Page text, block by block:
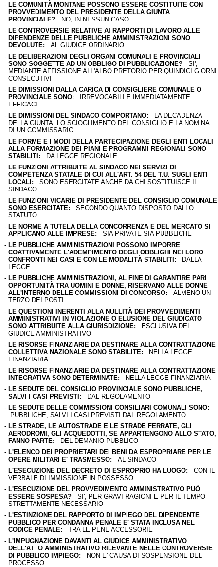
- LE COMUNITÀ MONTANE POSSONO ESSERE COSTITUITE CON
PROVVEDIMENTO DEL PRESIDENTE DELLA GIUNTA
PROVINCIALE?NO, IN NESSUN CASO
- LE CONTROVERSIE RELATIVE AI RAPPORTI DI LAVORO ALLE
DIPENDENZE DELLE PUBBLICHE AMMINISTRAZIONI SONO
DEVOLUTE: AL GIUDICE ORDINARIO
- LE DELIBERAZIONI DEGLI ORGANI COMUNALI E PROVINCIALI
SONO SOGGETTE AD UN OBBLIGO DI PUBBLICAZIONE?SI',
MEDIANTE AFFISSIONE ALL'ALBO PRETORIO PER QUINDICI GIORNI
CONSECUTIVI
- LE DIMISSIONI DALLA CARICA DI CONSIGLIERE COMUNALE O
PROVINCIALE SONO: IRREVOCABILI E IMMEDIATAMENTE
EFFICACI
- LE DIMISSIONI DEL SINDACO COMPORTANO: LA DECADENZA
DELLA GIUNTA, LO SCIOGLIMENTO DEL CONSIGLIO E LA NOMINA
DI UN COMMISSARIO
- LE FORME E I MODI DELLA PARTECIPAZIONE DEGLI ENTI LOCALI
ALLA FORMAZIONE DEI PIANI E PROGRAMMI REGIONALI SONO
STABILITI: DA LEGGE REGIONALE
- LE FUNZIONI ATTRIBUITE AL SINDACO NEI SERVIZI DI
COMPETENZA STATALE DI CUI ALL'ART. 54 DEL T.U. SUGLI ENTI
LOCALI: SONO ESERCITATE ANCHE DA CHI SOSTITUISCE IL
SINDACO
- LE FUNZIONI VICARIE DI PRESIDENTE DEL CONSIGLIO COMUNALE
SONO ESERCITATE: SECONDO QUANTO DISPOSTO DALLO
STATUTO
- LE NORME A TUTELA DELLA CONCORRENZA E DEL MERCATO SI
APPLICANO ALLE IMPRESE: SIA PRIVATE SIA PUBBLICHE
- LE PUBBLICHE AMMINISTRAZIONI POSSONO IMPORRE
COATTIVAMENTE L'ADEMPIMENTO DEGLI OBBLIGHI NEI LORO
CONFRONTI NEI CASI E CON LE MODALITÀ STABILITI: DALLA
LEGGE
- LE PUBBLICHE AMMINISTRAZIONI, AL FINE DI GARANTIRE PARI
OPPORTUNITÀ TRA UOMINI E DONNE, RISERVANO ALLE DONNE
ALL'INTERNO DELLE COMMISSIONI DI CONCORSO: ALMENO UN
TERZO DEI POSTI
- LE QUESTIONI INERENTI ALLA NULLITÀ DEI PROVVEDIMENTI
AMMINISTRATIVI IN VIOLAZIONE O ELUSIONE DEL GIUDICATO
SONO ATTRIBUITE ALLA GIURISDIZIONE: ESCLUSIVA DEL
GIUDICE AMMINISTRATIVO
- LE RISORSE FINANZIARIE DA DESTINARE ALLA CONTRATTAZIONE
COLLETTIVA NAZIONALE SONO STABILITE: NELLA LEGGE
FINANZIARIA
- LE RISORSE FINANZIARIE DA DESTINARE ALLA CONTRATTAZIONE
INTEGRATIVA SONO DETERMINATE: NELLA LEGGE FINANZIARIA
- LE SEDUTE DEL CONSIGLIO PROVINCIALE SONO PUBBLICHE,
SALVI I CASI PREVISTI: DAL REGOLAMENTO
- LE SEDUTE DELLE COMMISSIONI CONSILIARI COMUNALI SONO:
PUBBLICHE, SALVI I CASI PREVISTI DAL REGOLAMENTO
- LE STRADE, LE AUTOSTRADE E LE STRADE FERRATE, GLI
AERODROMI, GLI ACQUEDOTTI, SE APPARTENGONO ALLO STATO,
FANNO PARTE: DEL DEMANIO PUBBLICO
- L'ELENCO DEI PROPRIETARI DEI BENI DA ESPROPRIARE PER LE
OPERE MILITARI E' TRASMESSO: AL SINDACO
- L'ESECUZIONE DEL DECRETO DI ESPROPRIO HA LUOGO: CON IL
VERBALE DI IMMISSIONE IN POSSESSO
- L'ESECUZIONE DEL PROVVEDIMENTO AMMINISTRATIVO PUÒ
ESSERE SOSPESA?SI', PER GRAVI RAGIONI E PER IL TEMPO
STRETTAMENTE NECESSARIO
- L'ESTINZIONE DEL RAPPORTO DI IMPIEGO DEL DIPENDENTE
PUBBLICO PER CONDANNA PENALE E' STATA INCLUSA NEL
CODICE PENALE: TRA LE PENE ACCESSORIE
- L'IMPUGNAZIONE DAVANTI AL GIUDICE AMMINISTRATIVO
DELL'ATTO AMMINISTRATIVO RILEVANTE NELLE CONTROVERSIE
DI PUBBLICO IMPIEGO: NON E' CAUSA DI SOSPENSIONE DEL
PROCESSO